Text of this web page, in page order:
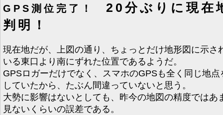
GPS測位完了！ 20分ぶりに現在
判明！
現在地だが、上図の通り、ちょっとだけ地形図に示さ
いる東口より南にずれた位置であるようだ。
GPSロガーだけでなく、スマホのGPSも全く同じ地点
していたから、たぶん間違っていないと思う。
大勢に影響はないとしても、昨今の地図の精度ではあ
見ないくらいの誤差である。